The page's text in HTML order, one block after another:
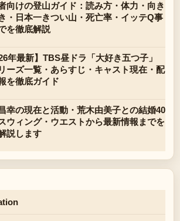
向けの登山ガイド：読み方・体力・向き
・日本一きつい山・死亡率・イッテQ事
を徹底解説
年最新】TBS昼ドラ「大好き五つ子」
ーズ一覧・あらすじ・キャスト現在・配
を徹底ガイド
幸の現在と活動・荒木由美子との結婚40
ウィング・ウエストから最新情報までを
説します